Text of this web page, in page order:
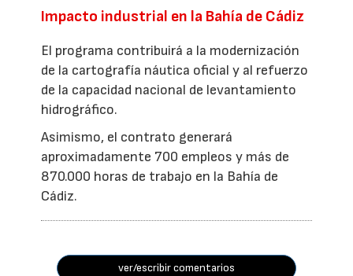
Impacto industrial en la Bahía de Cádiz
El programa contribuirá a la modernización
de la cartografía náutica oficial y al refuerzo
de la capacidad nacional de levantamiento
hidrográfico.
Asimismo, el contrato generará
aproximadamente 700 empleos y más de
870.000 horas de trabajo en la Bahía de
Cádiz.
ver/escribir comentarios